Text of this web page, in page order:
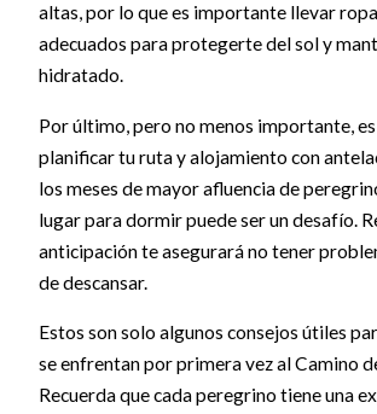
altas, por lo que es importante llevar
adecuados para protegerte del sol y
hidratado.
Por último, pero no menos importante,
planificar tu ruta y alojamiento con
los meses de mayor afluencia de
lugar para dormir puede ser un desafío.
anticipación te asegurará no tener
de descansar.
Estos son solo algunos consejos útiles
se enfrentan por primera vez al Camino
Recuerda que cada peregrino tiene una